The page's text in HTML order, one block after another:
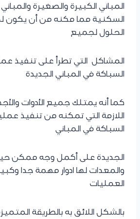
المباني الكبيرة والصغيرة والمباني
السكنية مما مكنه من أن يكون
الحلول لجميع
المشاكل التي تطرأ على تنفيذ
السباكة في المباني الجديدة
كما أنه يمتلك جميع الأدوات
اللازمة التي تمكنه من تنفيذ
السباكة في المباني
الجديدة على أكمل وجه ممكن
والمعدات لها ادوار مهمة جدا
العمليات
بالشكل اللائق به بالطريقة